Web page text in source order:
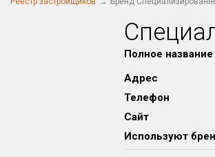
Полное название
Адрес
Телефон
Сайт
Используют